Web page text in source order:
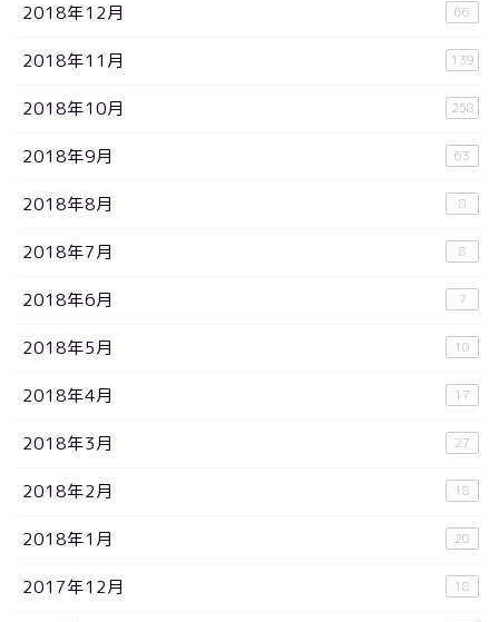
2018年12月 66
2018年11月 139
2018年10月 258
2018年9月 63
2018年8月 8
2018年7月 8
2018年6月 7
2018年5月 10
2018年4月 17
2018年3月 27
2018年2月 18
2018年1月 20
2017年12月 18